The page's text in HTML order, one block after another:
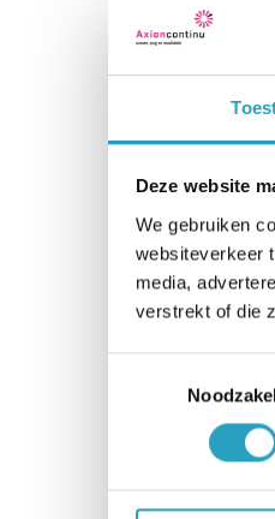
Deze website
We gebruiken
websiteverkeer
media,
verstrekt of die